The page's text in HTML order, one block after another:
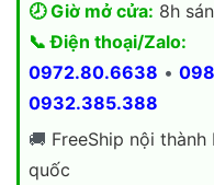
🕗 Giờ mở cửa: 8h
📞 Điện thoại/Zalo:
0972.80.6638 •
0932.385.388
🚚 FreeShip nội
quốc